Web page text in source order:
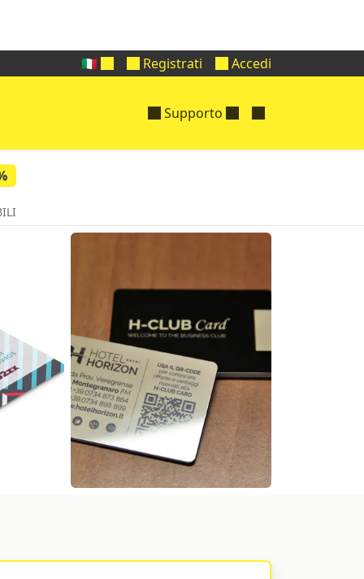
Supporto
in pvc con dati variabili